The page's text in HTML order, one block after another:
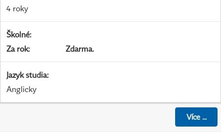
4 roky
Školné:
Za rok: Zdarma.
Jazyk studia:
Anglicky
Více...